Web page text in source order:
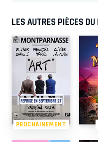
LES AUTRES PIÈCES DU
PROCHAINEMENT